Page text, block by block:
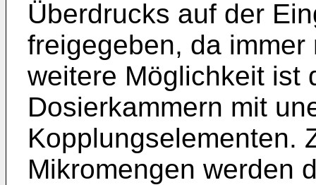
Überdrucks auf der
freigegeben, da
weitere Möglichkeit ist
Dosierkammern mit
Kopplungselementen.
Mikromengen werden